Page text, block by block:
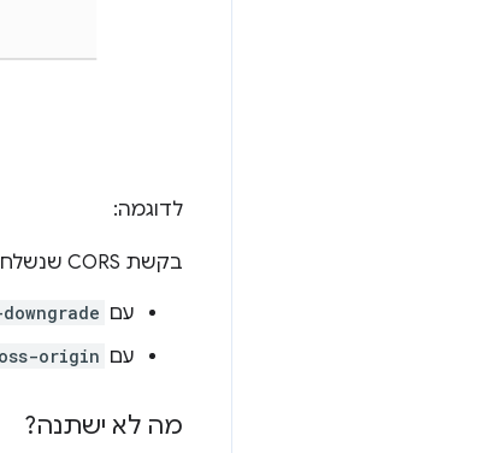
לדוגמה:
בקשת CORS שנשלחה מכתובת האתר https://site-one.example/
עם
עם origin
מה לא ישתנה?